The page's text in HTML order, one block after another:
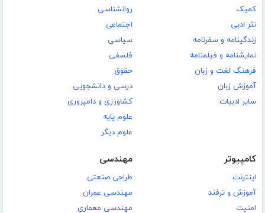
کمیک
نثر ادبی
زندگینامه و سفرنامه
نمایشنامه و فیلمنامه
فرهنگ لغت و زبان
آموزش زبان
سایر ادبیات
روانشناسی
اجتماعی
سیاسی
فلسفی
حقوق
درسی و دانشجویی
کشاورزی و دامپروری
علوم پایه
علوم دیگر
کامپیوتر
اینترنت
آموزش و ترفند
امنیت
مهندسی
طراحی صنعتی
مهندسی عمران
مهندسی معماری